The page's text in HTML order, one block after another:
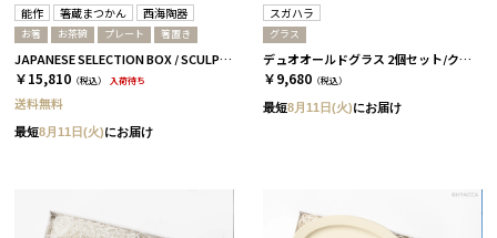
能作 箸蔵まつかん 西海陶器
お箸 お茶碗 プレート 箸置き
JAPANESE SELECTION BOX / SCULPTURE / セージグリーン / 浜色＆雲色
￥15,810 （税込） 入荷待ち
送料無料
最短8月11日(火)にお届け
スガハラ
グラス
デュオオールドグラス 2個セット/クリアー＆カーボンブラック［スガハラ］
￥9,680 （税込）
最短8月11日(火)にお届け